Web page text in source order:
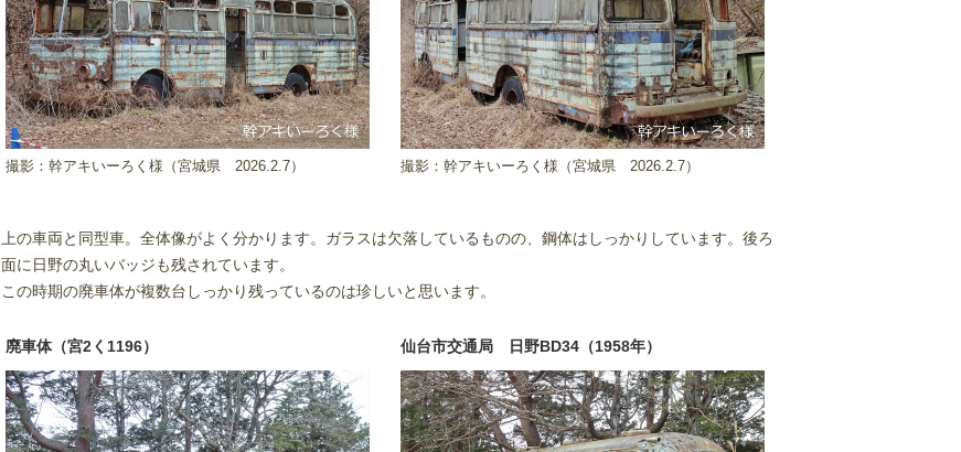
撮影：幹アキいーろく様（宮城県2026.2.7） 撮影：幹アキいーろく様（宮城県 2026.2.7）
上の車両と同型車。全体像がよく分かります。ガラスは欠落しているものの、鋼体はしっかりしています。後ろ
面に日野の丸いバッジも残されています。
この時期の廃車体が複数台しっかり残っているのは珍しいと思います。
廃車体（宮2く1196） 仙台市交通局 日野BD34（1958年）